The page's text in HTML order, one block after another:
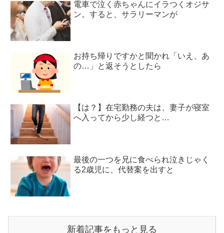
電車で泣く赤ちゃんにイラつくオジサ
ン。すると、サラリーマンが
お持ち帰りですかと聞かれ「いえ、あ
の…」と返そうとしたら
【は？】在宅勤務の夫は、妻子が寝室
へ入ってから少し経つと…
最後の一つを兄に食べられ泣きじゃく
る2歳児に、代替案を出すと
新着記事をもっと見る